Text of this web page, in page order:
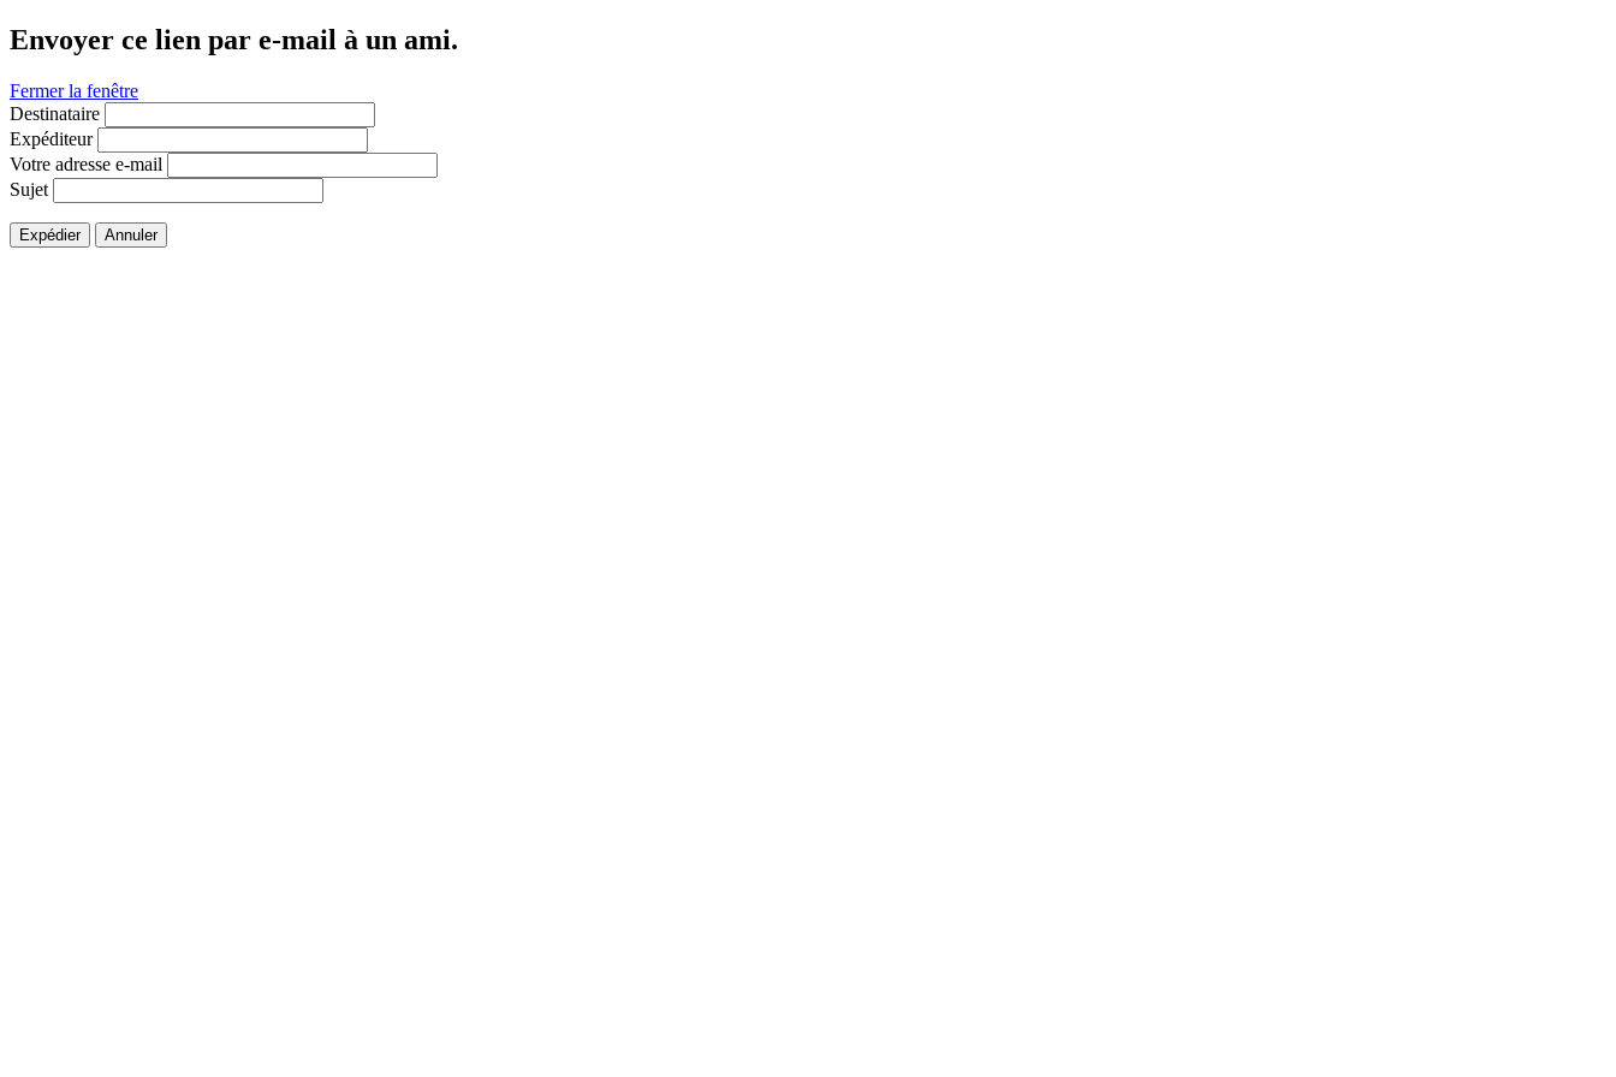
Envoyer ce lien par e-mail à un ami.
Fermer la fenêtre
Destinataire
Expéditeur
Votre adresse e-mail
Sujet
Expédier Annuler